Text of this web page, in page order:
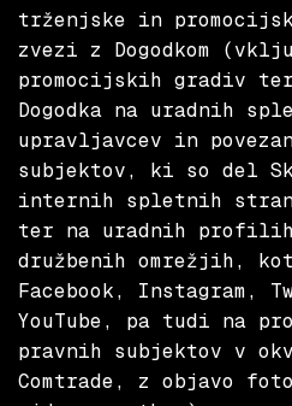
trženjske in
zvezi z Dogodkom
promocijskih gradiv
Dogodka na uradnih
upravljavcev in
subjektov, ki so del
internih spletnih
ter na uradnih profilih
družbenih omrežjih,
Facebook, Instagram,
YouTube, pa tudi na
pravnih subjektov v
Comtrade, z objavo